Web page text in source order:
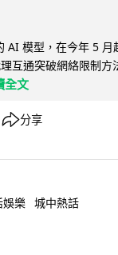
AI 模型，在今年 5 月
互通突破網絡限制方
全文
分享
娛樂 城中熱話